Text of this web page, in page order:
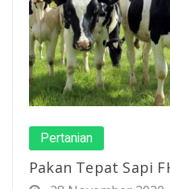
Pertanian
Pakan Tepat Sapi